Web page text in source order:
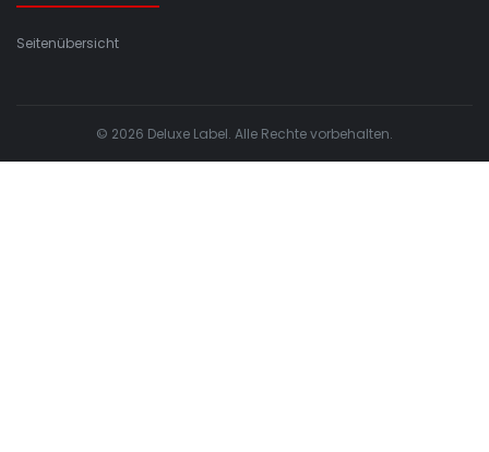
Seitenübersicht
© 2026 Deluxe Label. Alle Rechte vorbehalten.